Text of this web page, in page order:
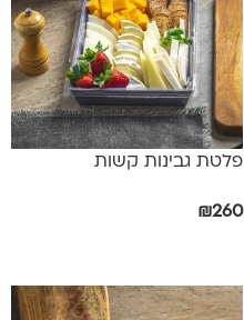
פלטת גבינות קשות
₪260